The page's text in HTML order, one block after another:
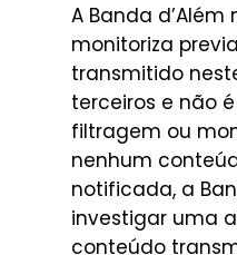
A Banda
monitoriza
transmitido
terceiros e não
filtragem ou
nenhum
notificada, a
investigar uma
conteúdo